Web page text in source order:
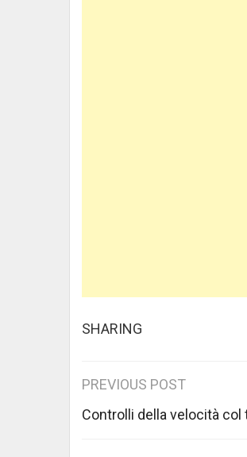
SHARING
Post
navigation
PREVIOUS POST
Controlli della velocità col